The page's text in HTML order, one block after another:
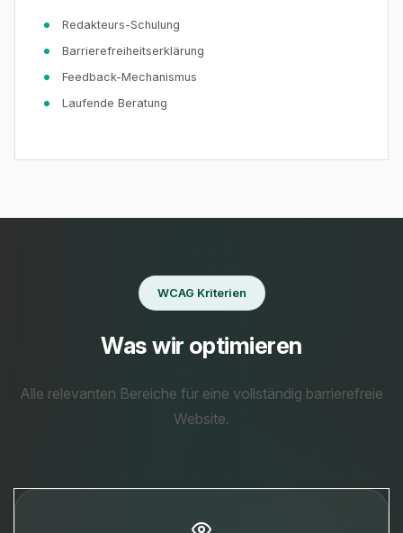
Redakteurs-Schulung
Barrierefreiheitserklärung
Feedback-Mechanismus
Laufende Beratung
WCAG Kriterien
Was wir optimieren
Alle relevanten Bereiche für eine vollständig barrierefreie
Website.